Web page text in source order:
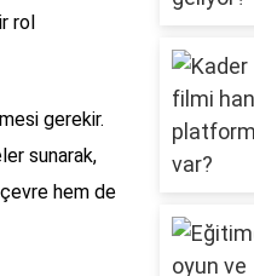
rol
gerekir.
sunarak,
çevre hem de